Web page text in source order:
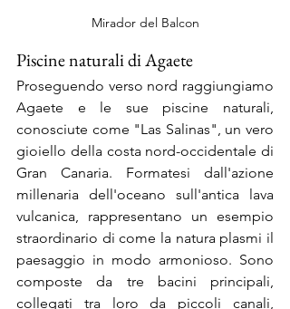
Mirador del Balcon
Piscine naturali di Agaete
Proseguendo verso nord raggiungiamo
Agaete e le sue piscine naturali,
conosciute come "Las Salinas", un vero
gioiello della costa nord-occidentale di
Gran Canaria. Formatesi dall'azione
millenaria dell'oceano sull'antica lava
vulcanica, rappresentano un esempio
straordinario di come la natura plasmi il
paesaggio in modo armonioso. Sono
composte da tre bacini principali,
collegati tra loro da piccoli canali,